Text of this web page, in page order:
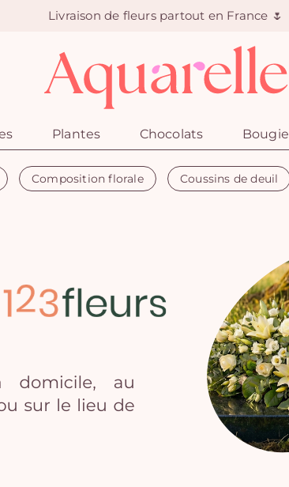
Livraison de fleurs partout en France 🌷
Plantes Chocolats Bougie
Composition florale Coussins de deuil